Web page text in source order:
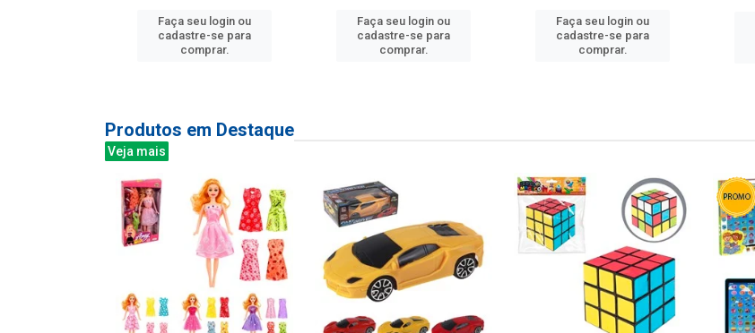
Faça seu login ou
cadastre-se para
comprar.
Faça seu login ou
cadastre-se para
comprar.
Faça seu login ou
cadastre-se para
comprar.
Produtos em Destaque
Veja mais